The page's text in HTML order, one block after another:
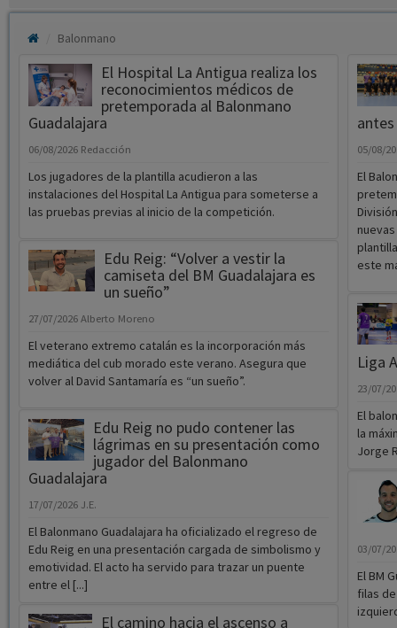
Balonmano
El Hospital La Antigua realiza los
reconocimientos médicos de
pretemporada al Balonmano
Guadalajara
06/08/2026 Redacción
Los jugadores de la plantilla acudieron a las
instalaciones del Hospital La Antigua para someterse a
las pruebas previas al inicio de la competición.
Edu Reig: “Volver a vestir la
camiseta del BM Guadalajara es
un sueño”
27/07/2026 Alberto Moreno
El veterano extremo catalán es la incorporación más
mediática del cub morado este verano. Asegura que
volver al David Santamaría es “un sueño”.
Edu Reig no pudo contener las
lágrimas en su presentación como
jugador del Balonmano
Guadalajara
17/07/2026 J.E.
El Balonmano Guadalajara ha oficializado el regreso de
Edu Reig en una presentación cargada de simbolismo y
emotividad. El acto ha servido para trazar un puente
entre el [...]
El camino hacia el ascenso a
05/08/
El
este
Liga
23/07/
El
la
Jorge
03/07/
El BM
filas